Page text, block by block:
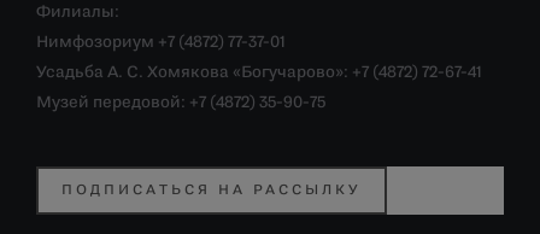
Филиалы:
Нимфозориум +7 (4872) 77-37-01
Усадьба А. С. Хомякова «Богучарово»: +7 (4872) 72-67-41
Музей передовой: +7 (4872) 35-90-75
ПОДПИСАТЬСЯ НА РАССЫЛКУ